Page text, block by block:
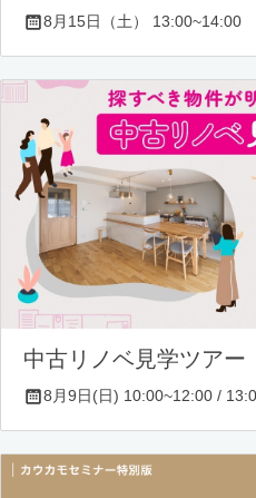
8月15日（土） 13:00~14:00
中古リノベ見学ツアー
8月9日(日) 10:00~12:00 /